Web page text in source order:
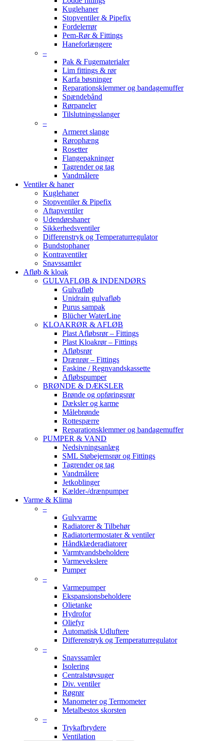
Kuglehaner
Stopventiler & Pipefix
Fordelerrør
Pem-Rør & Fittings
Haneforlængere
–
Pak & Fugematerialer
Lim fittings & rør
Karfa bøsninger
Reparationsklemmer og bandagemuffer
Spændebånd
Rørpaneler
Tilslutningsslanger
–
Armeret slange
Rørophæng
Rosetter
Flangepakninger
Tagrender og tag
Vandmålere
Ventiler & haner
Kuglehaner
Stopventiler & Pipefix
Aftapventiler
Udendørshaner
Sikkerhedsventiler
Differenstryk og Temperaturregulator
Bundstophaner
Kontraventiler
Snavssamler
Afløb & kloak
GULVAFLØB & INDENDØRS
Gulvafløb
Unidrain gulvafløb
Purus sampak
Blücher WaterLine
KLOAKRØR & AFLØB
Plast Afløbsrør – Fittings
Plast Kloakrør – Fittings
Afløbsrør
Drænrør – Fittings
Faskine / Regnvandskassette
Afløbspumper
BRØNDE & DÆKSLER
Brønde og opføringsrør
Dæksler og karme
Målebrønde
Rottespærre
Reparationsklemmer og bandagemuffer
PUMPER & VAND
Nedsivningsanlæg
SML Støbejernsrør og Fittings
Tagrender og tag
Vandmålere
Jetkoblinger
Kælder-/drænpumper
Varme & Klima
–
Gulvvarme
Radiatorer & Tilbehør
Radiatortermostater & ventiler
Håndklæderadiatorer
Varmtvandsbeholdere
Varmevekslere
Pumper
–
Varmepumper
Ekspansionsbeholdere
Olietanke
Hydrofor
Oliefyr
Automatisk Udluftere
Differenstryk og Temperaturregulator
–
Snavssamler
Isolering
Centralstøvsuger
Div. ventiler
Røgrør
Manometer og Termometer
Metalbestos skorsten
–
Trykafbrydere
Ventilation